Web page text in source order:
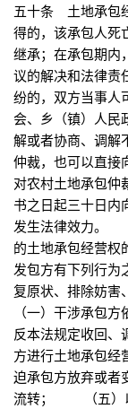
五十条 土地承包
得的，该承包人死
继承；在承包期
议的解决和法律
纷的，双方当事人
会、乡（镇）人
解或者协商、调解
仲裁，也可以直
对农村土地承包仲
书之日起三十日内
发生法律效力。
的土地承包经营
发包方有下列行为
复原状、排除妨
（一）干涉承包
反本法规定收回
方进行土地承包
迫承包方放弃或者
流转； （五）以